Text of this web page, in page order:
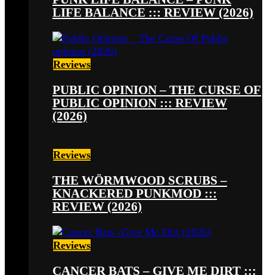
LIFE BALANCE ::: REVIEW (2026)
Reviews
PUBLIC OPINION – THE CURSE OF
PUBLIC OPINION ::: REVIEW
(2026)
Reviews
THE WÖRMWOOD SCRUBS –
KNACKERED PUNKMOD :::
REVIEW (2026)
Reviews
CANCER BATS – GIVE ME DIRT :::